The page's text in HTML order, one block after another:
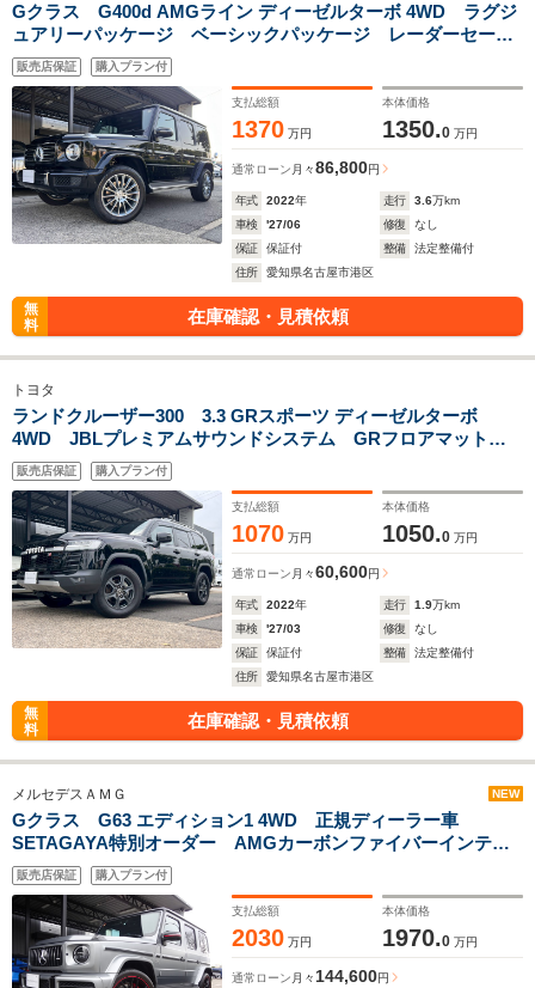
Gクラス G400d AMGライン ディーゼルターボ 4WD ラグジ
ュアリーパッケージ ベーシックパッケージ レーダーセーフ
ティーパッケージ ガラススライディングルーフ Gクラス専
用ラゲッジボード Burmesterサラウンドサウンドシステム
取扱説明書 スペアキー
販売店保証 購入プラン付
支払総額
1370 万円
本体価格
1350.0 万円
通常ローン 月々86,800円
年式 2022年 走行 3.6万km
車検
'27/06 修復
なし
保証
保証付 整備
法定整備付
住所
愛知県名古屋市港区
無
料
在庫確認・見積依頼
トヨタ
ランドクルーザー300 3.3 GRスポーツ ディーゼルターボ
4WD JBLプレミアムサウンドシステム GRフロアマット
指紋認証スタートスイッチ 快適温熱シート シートベンチレ
ーション ステアリングヒーター チルト&スライド電動ムー
ンルーフ 取扱説明書 スペアキー
販売店保証 購入プラン付
支払総額
1070 万円
本体価格
1050.0 万円
通常ローン 月々60,600円
年式 2022年 走行 1.9万km
車検
'27/03 修復
なし
保証
保証付 整備
法定整備付
住所
愛知県名古屋市港区
無
料
在庫確認・見積依頼
メルセデスＡＭＧ NEW
Gクラス G63 エディション1 4WD 正規ディーラー車
SETAGAYA特別オーダー AMGカーボンファイバーインテリ
ア(レッドペッパーデザイン) AMGエクスクルーシブナッパレ
ザー AMGナイトパッケージ 取保スペ有
販売店保証 購入プラン付
支払総額
2030 万円
本体価格
1970.0 万円
通常ローン 月々 144,600円